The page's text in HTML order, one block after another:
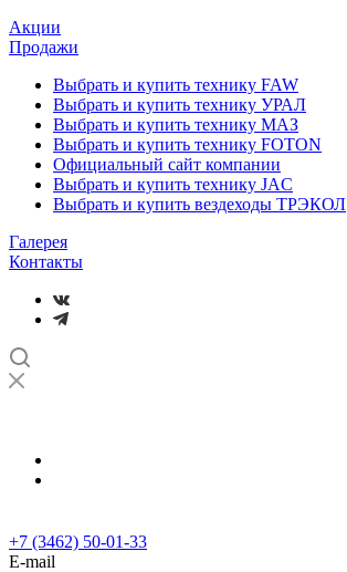
Акции
Продажи
Выбрать и купить технику FAW
Выбрать и купить технику УРАЛ
Выбрать и купить технику МАЗ
Выбрать и купить технику FOTON
Официальный сайт компании
Выбрать и купить технику JAC
Выбрать и купить вездеходы ТРЭКОЛ
Галерея
Контакты
+7 (3462) 50-01-33
E-mail